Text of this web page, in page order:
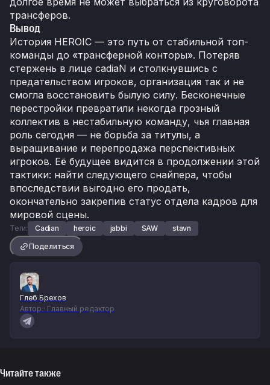
трансферов.
Вывод
История HEROIC — это путь от стабильной топ-
команды до «трансферной конторы». Потеряв
стержень в лице cadiaN и столкнувшись с
предательством игроков, организация так и не
смогла восстановить былую силу. Бесконечные
перестройки превратили некогда грозный
коллектив в нестабильную команду, чья главная
роль сегодня — не борьба за титулы, а
выращивание и перепродажа перспективных
игроков. Её будущее видится в продолжении этой
тактики: найти следующего снайпера, чтобы
впоследствии выгодно его продать,
окончательно закрепив статус отдела кадров для
мировой сцены.
Теги: Cadian heroic jabbi SAW
stavn
Поделиться
Глеб Брехов
Автор · Главный редактор
Читайте также